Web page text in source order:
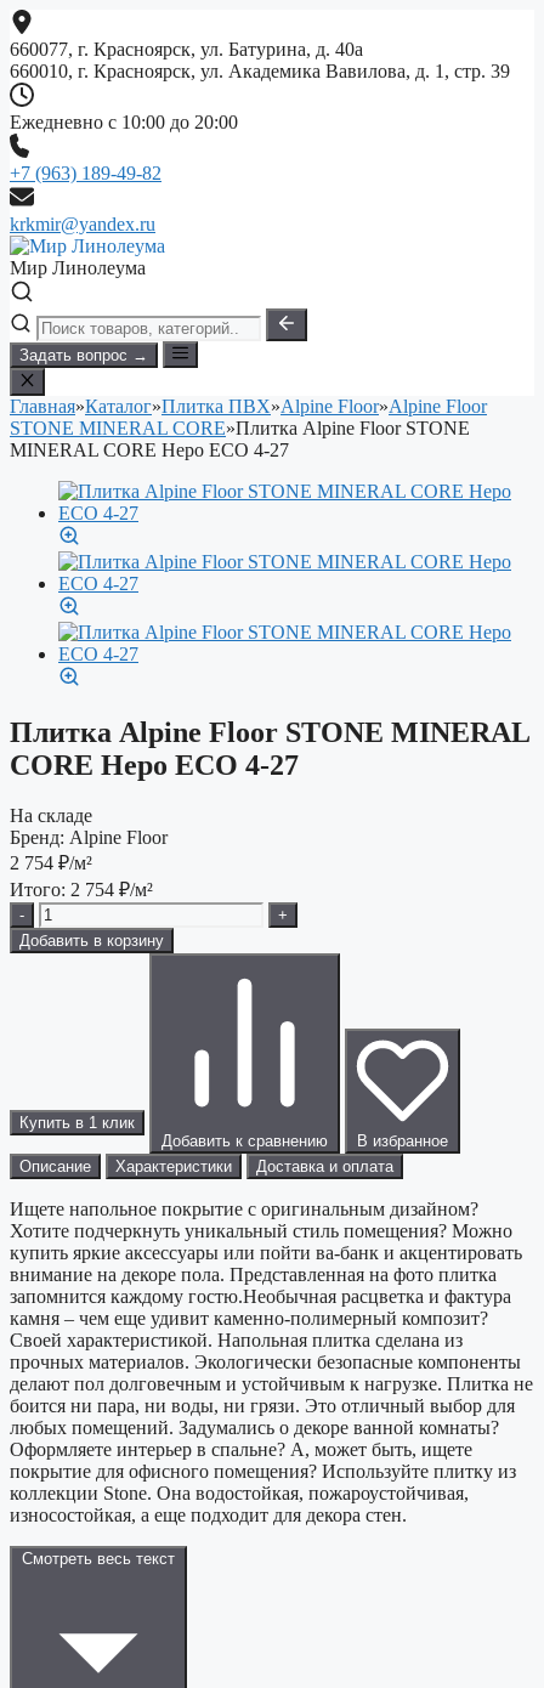
Перейти
к
содержимому
660077, г. Красноярск, ул. Батурина, д. 40а
660010, г. Красноярск, ул. Академика Вавилова, д. 1, стр. 39
Ежедневно с 10:00 до 20:00
+7 (963) 189-49-82
krkmir@yandex.ru
Мир Линолеума
Задать вопрос →
Главная»Каталог»Плитка ПВХ»Alpine Floor»Alpine Floor
STONE MINERAL CORE»Плитка Alpine Floor STONE
MINERAL CORE Неро ЕСО 4-27
Плитка Alpine Floor STONE MINERAL
CORE Неро ЕСО 4-27
На складе
Бренд: Alpine Floor
2 754 ₽/м²
Итого: 2 754 ₽/м²
-
+
Добавить в корзину
Купить в 1 клик
Добавить к сравнению
В избранное
Описание
Характеристики Доставка и оплата
Ищете напольное покрытие с оригинальным дизайном?
Хотите подчеркнуть уникальный стиль помещения? Можно
купить яркие аксессуары или пойти ва-банк и акцентировать
внимание на декоре пола. Представленная на фото плитка
запомнится каждому гостю.Необычная расцветка и фактура
камня – чем еще удивит каменно-полимерный композит?
Своей характеристикой. Напольная плитка сделана из
прочных материалов. Экологически безопасные компоненты
делают пол долговечным и устойчивым к нагрузке. Плитка не
боится ни пара, ни воды, ни грязи. Это отличный выбор для
любых помещений. Задумались о декоре ванной комнаты?
Оформляете интерьер в спальне? А, может быть, ищете
покрытие для офисного помещения? Используйте плитку из
коллекции Stone. Она водостойкая, пожароустойчивая,
износостойкая, а еще подходит для декора стен.
Смотреть весь текст